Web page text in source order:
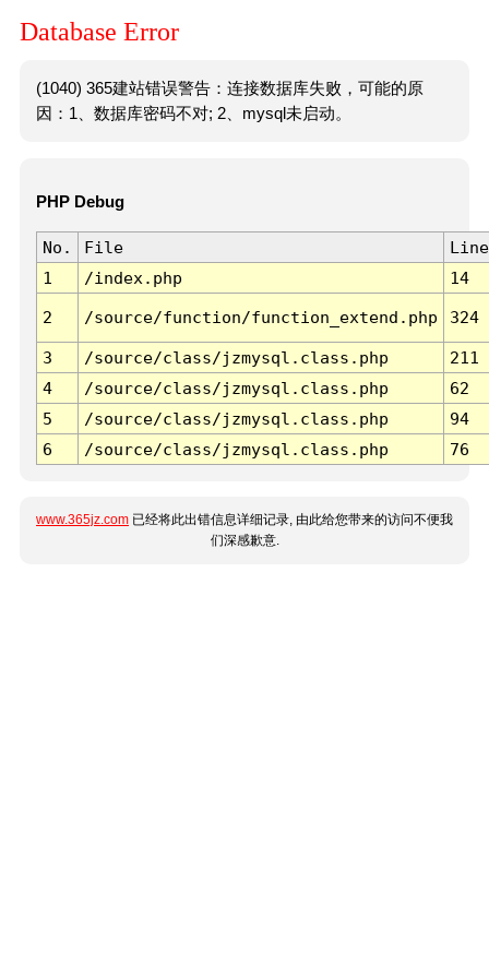
Database Error
(1040) 365建站错误警告：连接数据库失败，可能的原
因：1、数据库密码不对; 2、mysql未启动。
PHP Debug
No. File
Line
1
/index.php 14
2 /source/function/function_extend.php 324
3 /source/class/jzmysql.class.php
211
4
/source/class/jzmysql.class.php
62
5
/source/class/jzmysql.class.php
94
6
/source/class/jzmysql.class.php 76
www.365jz.com 已经将此出错信息详细记录, 由此给您带来的访问不便我
们深感歉意.